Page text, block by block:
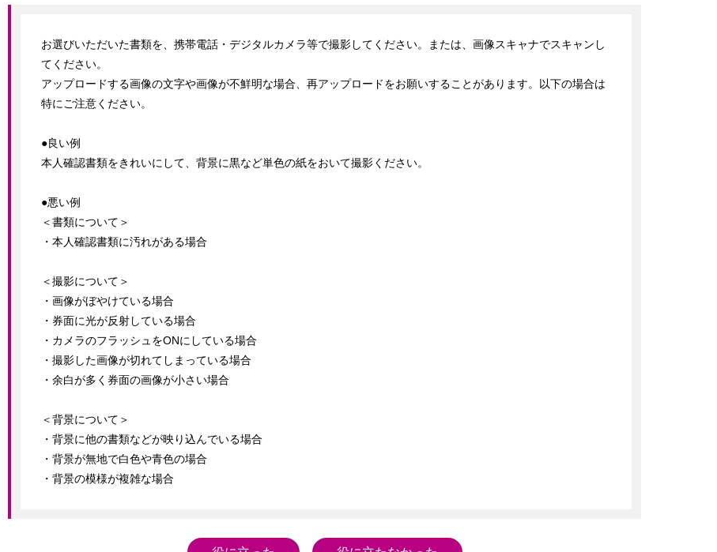
お選びいただいた書類を、携帯電話・デジタルカメラ等で撮影してください。または、画像スキャナでスキャンし
てください。
アップロードする画像の文字や画像が不鮮明な場合、再アップロードをお願いすることがあります。以下の場合は
特にご注意ください。
●良い例
本人確認書類をきれいにして、背景に黒など単色の紙をおいて撮影ください。
●悪い例
＜書類について＞
・本人確認書類に汚れがある場合
＜撮影について＞
・画像がぼやけている場合
・券面に光が反射している場合
・カメラのフラッシュをONにしている場合
・撮影した画像が切れてしまっている場合
・余白が多く券面の画像が小さい場合
＜背景について＞
・背景に他の書類などが映り込んでいる場合
・背景が無地で白色や青色の場合
・背景の模様が複雑な場合